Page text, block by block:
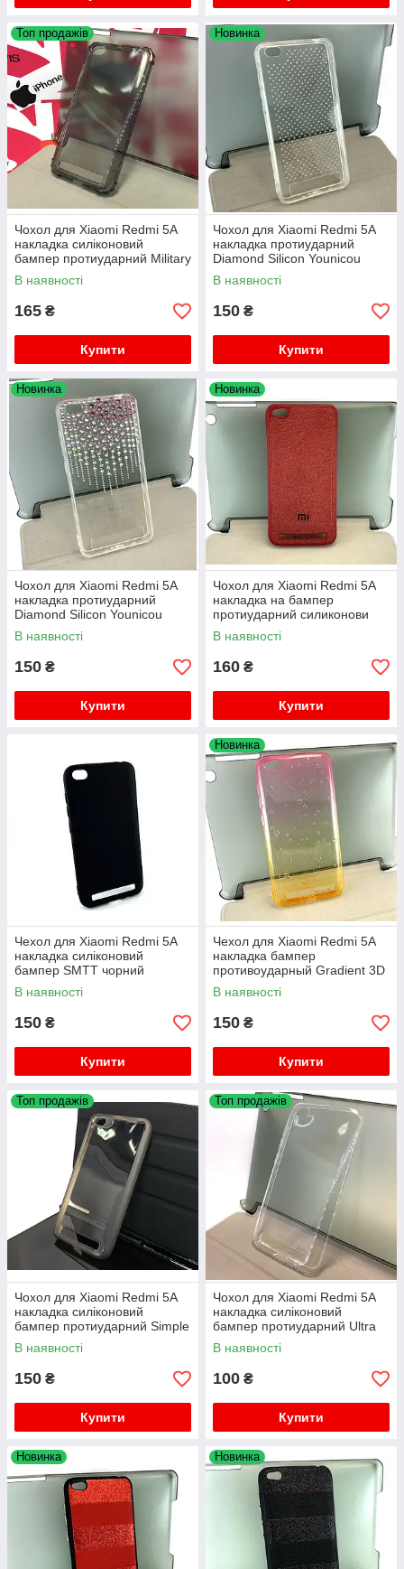
Топ продажів
Чохол для Xiaomi Redmi 5A
накладка силіконовий
бампер протиударний Military
Shock
В наявності
165 ₴
Купити
Новинка
Чохол для Xiaomi Redmi 5A
накладка протиударний
Diamond Silicon Younicou
Shine прозорий
В наявності
150 ₴
Купити
Новинка
Чохол для Xiaomi Redmi 5A
накладка протиударний
Diamond Silicon Younicou
Shine прозорий
В наявності
150 ₴
Купити
Новинка
Чохол для Xiaomi Redmi 5A
накладка на бампер
протиударний силиконови
Canvas червоний
В наявності
160 ₴
Купити
Чехол для Xiaomi Redmi 5A
накладка силіконовий
бампер SMTT чорний
В наявності
150 ₴
Купити
Новинка
Чехол для Xiaomi Redmi 5A
накладка бампер
противоударный Gradient 3D
желто-розовый
В наявності
150 ₴
Купити
Топ продажів
Чохол для Xiaomi Redmi 5A
накладка силіконовий
бампер протиударний Simple
В наявності
150 ₴
Купити
Топ продажів
Чохол для Xiaomi Redmi 5A
накладка силіконовий
бампер протиударний Ultra
Thin
В наявності
100 ₴
Купити
Новинка Новинка